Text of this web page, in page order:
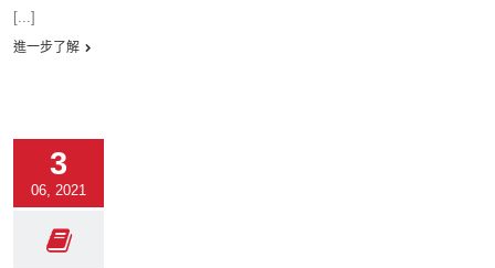
[...]
進一步了解
3
06, 2021